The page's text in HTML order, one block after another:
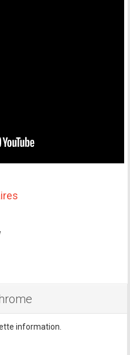
information.